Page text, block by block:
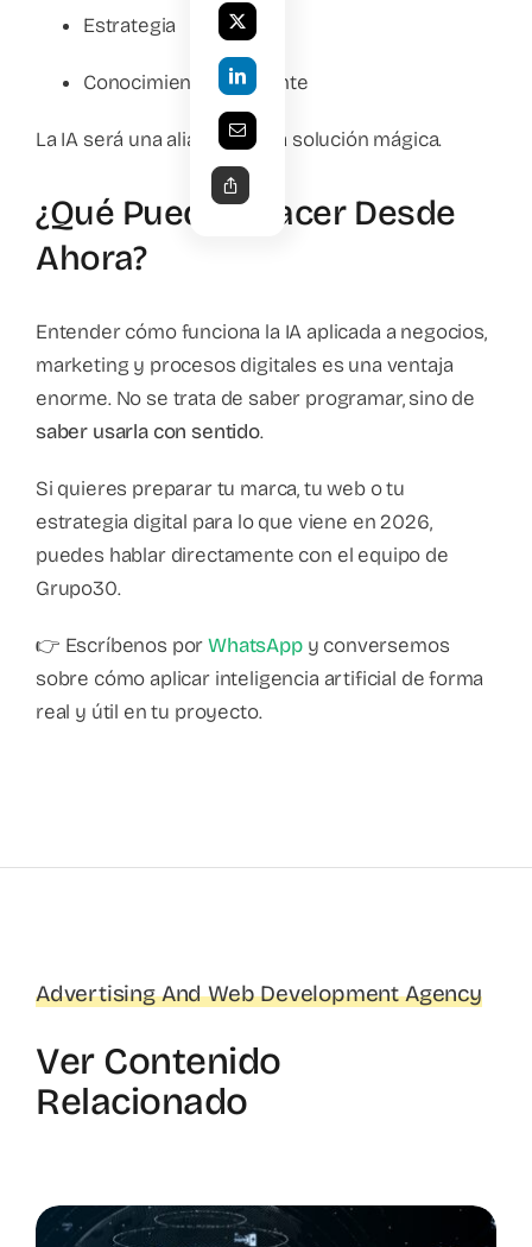
Estrategia
Conocimiento del cliente
La IA será una aliada, no una solución mágica.
¿Qué Puedes Hacer Desde
Ahora?
Entender cómo funciona la IA aplicada a negocios,
marketing y procesos digitales es una ventaja
enorme. No se trata de saber programar, sino de
saber usarla con sentido.
Si quieres preparar tu marca, tu web o tu
estrategia digital para lo que viene en 2026,
puedes hablar directamente con el equipo de
Grupo30.
👉 Escríbenos porWhatsAppy conversemos
sobre cómo aplicar inteligencia artificial de forma
real y útil en tu proyecto.
Advertising And Web Development Agency
Ver Contenido
Relacionado